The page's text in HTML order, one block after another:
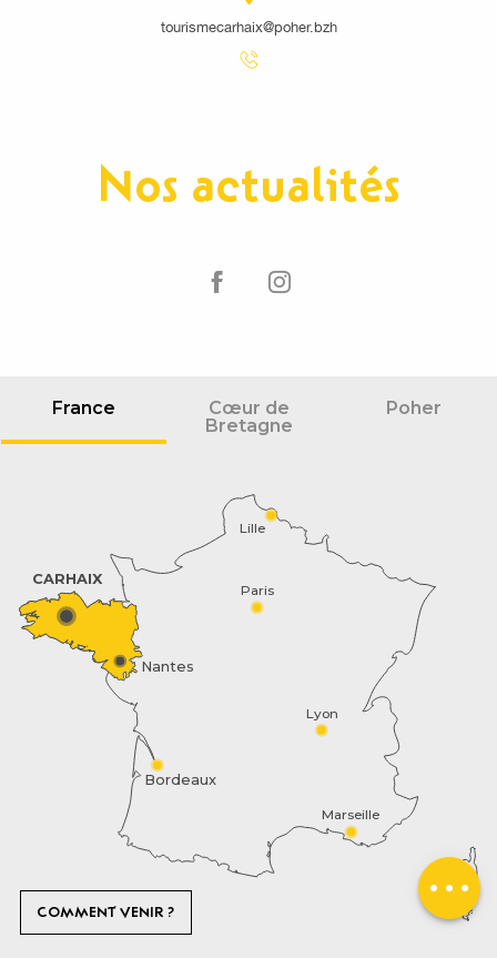
Prestations
email
tourismecarhaix@poher.bzh
Nos actualités
France
Cœur de
Bretagne
Poher
Paris
Marseille
Lyon
Lille
Bordeaux
Nantes
CARHAIX
COMMENT VENIR ?